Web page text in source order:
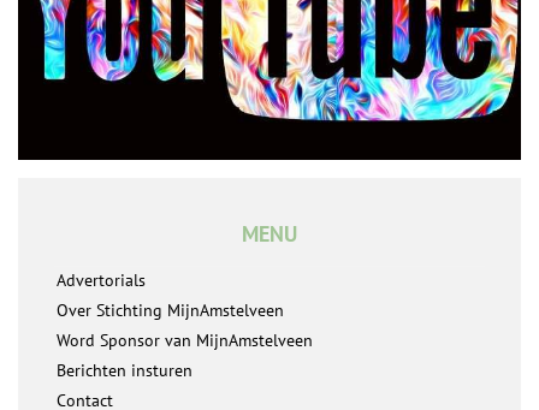
MENU
Advertorials
Over Stichting MijnAmstelveen
Word Sponsor van MijnAmstelveen
Berichten insturen
Contact